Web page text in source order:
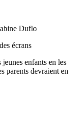
Duflo
écrans
enfants en les
parents devraient en